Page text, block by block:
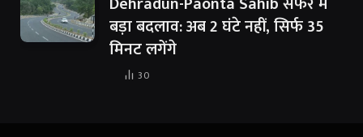
बड़ा बदलाव: अब 2 घंटे नहीं, सिर्फ 35
मिनट लगेंगे
30